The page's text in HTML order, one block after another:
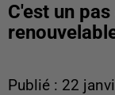
C'est un
Publié : 22